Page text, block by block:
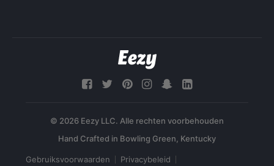
© 2026 Eezy LLC. Alle rechten voorbehouden
Gebruiksvoorwaarden Privacybeleid